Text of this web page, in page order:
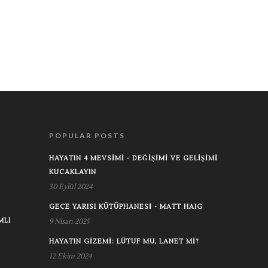
POPULAR POSTS
HAYATIN 4 MEVSIMI - DEĞIŞIMI VE GELIŞIMI
KUCAKLAYIN
30 Eylül 2024
GECE YARISI KÜTÜPHANESI - MATT HAIG
9 Nisan 2025
HAYATIN GIZEMI: LÜTUF MU, LANET MI?
12 Ekim 2024